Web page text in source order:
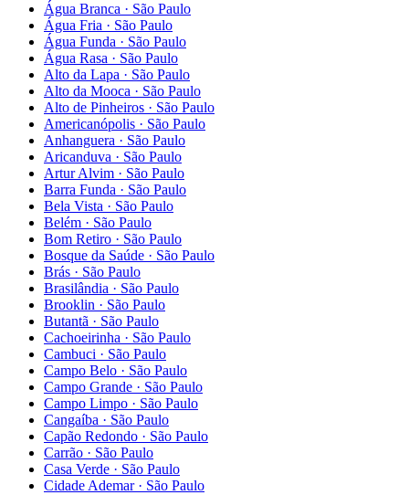
Água Branca · São Paulo
Água Fria · São Paulo
Água Funda · São Paulo
Água Rasa · São Paulo
Alto da Lapa · São Paulo
Alto da Mooca · São Paulo
Alto de Pinheiros · São Paulo
Americanópolis · São Paulo
Anhanguera · São Paulo
Aricanduva · São Paulo
Artur Alvim · São Paulo
Barra Funda · São Paulo
Bela Vista · São Paulo
Belém · São Paulo
Bom Retiro · São Paulo
Bosque da Saúde · São Paulo
Brás · São Paulo
Brasilândia · São Paulo
Brooklin · São Paulo
Butantã · São Paulo
Cachoeirinha · São Paulo
Cambuci · São Paulo
Campo Belo · São Paulo
Campo Grande · São Paulo
Campo Limpo · São Paulo
Cangaíba · São Paulo
Capão Redondo · São Paulo
Carrão · São Paulo
Casa Verde · São Paulo
Cidade Ademar· São Paulo